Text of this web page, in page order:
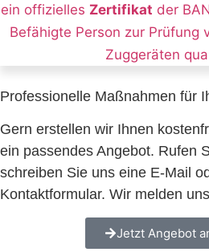
ein offizielles Zertifikat der
Befähigte Person zur Prüfung
Zuggeräten
Professionelle Maßnahmen für
Gern erstellen wir Ihnen
ein passendes Angebot. Rufen
schreiben Sie uns eine E-Mail
Kontaktformular. Wir melden
Jetzt Angebot